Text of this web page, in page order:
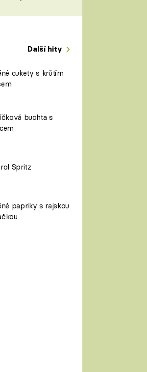
Další hity
cukety s krůtím
buchta s
Spritz
papriky s rajskou